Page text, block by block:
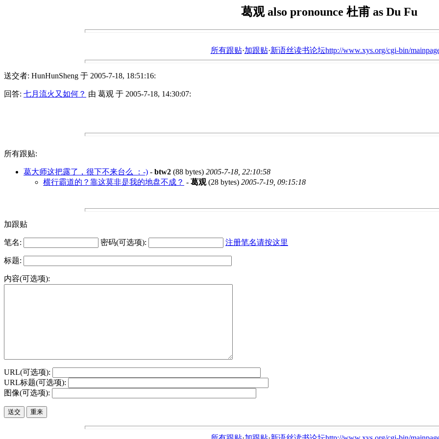
葛观 also pronounce 杜甫 as Du Fu
所有跟贴·加跟贴·新语丝读书论坛http://www.xys.org/cgi-bin/
送交者: HunHunSheng 于 2005-7-18, 18:51:16:
回答: 七月流火又如何？ 由 葛观 于 2005-7-18, 14:30:07:
所有跟贴:
葛大师这把露了，很下不来台么 ：-) - btw2 (88 bytes) 2005-7-18, 22:10:58
横行霸道的？靠这莫非是我的地盘不成？ - 葛观(28 bytes) 2005-7-19, 09:15:18
加跟贴
笔名: 密码(可选项): 注册笔名请按这里
标题:
内容(可选项):
URL(可选项):
URL标题(可选项):
图像(可选项):